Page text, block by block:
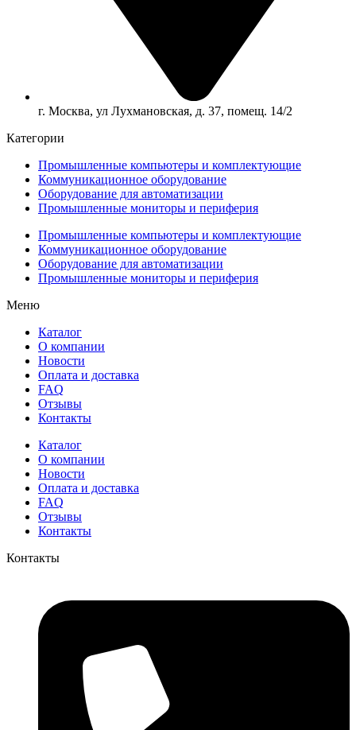
г. Москва, ул Лухмановская, д. 37, помещ. 14/2
Категории
Промышленные компьютеры и комплектующие
Коммуникационное оборудование
Оборудование для автоматизации
Промышленные мониторы и периферия
Промышленные компьютеры и комплектующие
Коммуникационное оборудование
Оборудование для автоматизации
Промышленные мониторы и периферия
Меню
Каталог
О компании
Новости
Оплата и доставка
FAQ
Отзывы
Контакты
Каталог
О компании
Новости
Оплата и доставка
FAQ
Отзывы
Контакты
Контакты